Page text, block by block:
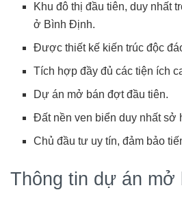
Khu đô thị đầu tiên, duy nhất
ở Bình Định.
Được thiết kế kiến trúc độc
Tích hợp đầy đủ các tiện ích
Dự án mở bán đợt đầu tiên.
Đất nền ven biển duy nhất sở
Chủ đầu tư uy tín, đảm bảo
Thông tin dự án mở